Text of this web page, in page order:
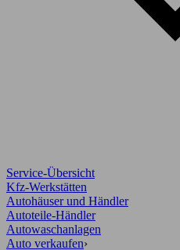
Service-Übersicht
Kfz-Werkstätten
Autohäuser und Händler
Autoteile-Händler
Autowaschanlagen
Auto verkaufen›